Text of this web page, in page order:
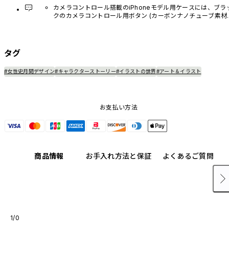
カメラコントロール搭載のiPhoneモデル用ケースには、ブラ
クのカメラコントロール用ボタン (カーボンナノチューブ素材)
タグ
#女性史月間デザイン#キャラクターストーリー#イラストの世界#アート＆イラスト
お支払い方法
商品情報 お手入れ方法と保証 よくあるご質問
1/0